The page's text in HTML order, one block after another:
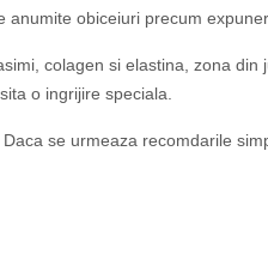
obiceiuri precum
colagen si elastina, zona
o ingrijire speciala.
se urmeaza recomdarile